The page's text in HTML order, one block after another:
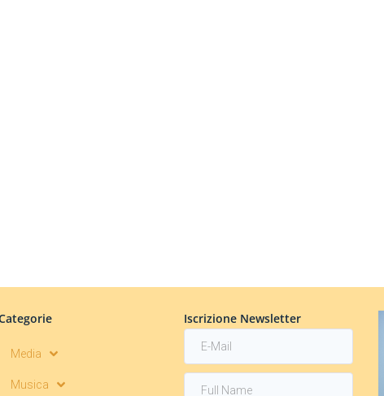
Media
Musica
Iscrizione Newsletter